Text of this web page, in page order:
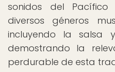
sonidos del
diversos géneros
incluyendo la salsa
demostrando la
perdurable de esta